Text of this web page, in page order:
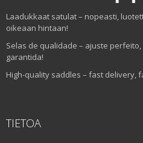
Laadukkaat satulat – nopeasti,
oikeaan hintaan!
Selas de qualidade – ajuste
garantida!
High-quality saddles – fast delivery,
TIETOA